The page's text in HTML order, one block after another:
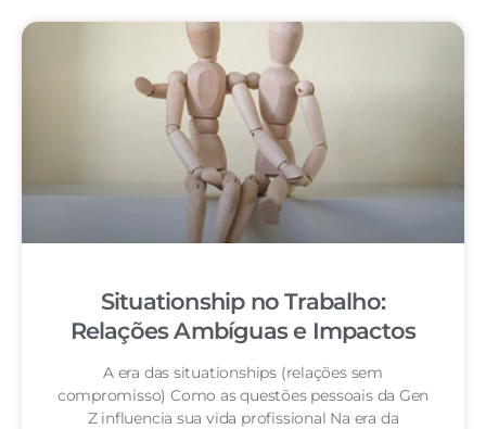
Situationship no Trabalho:
Relações Ambíguas e Impactos
A era das situationships (relações sem
compromisso) Como as questões pessoais da Gen
Z influencia sua vida profissional Na era da